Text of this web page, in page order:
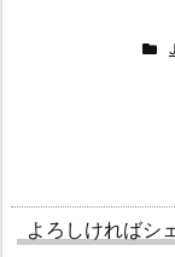
よろしければシ